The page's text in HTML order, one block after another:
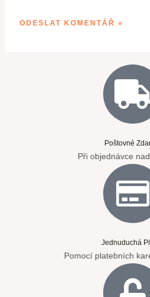
Poštovné
Při objednávce
Jednuduchá
Pomocí platebních